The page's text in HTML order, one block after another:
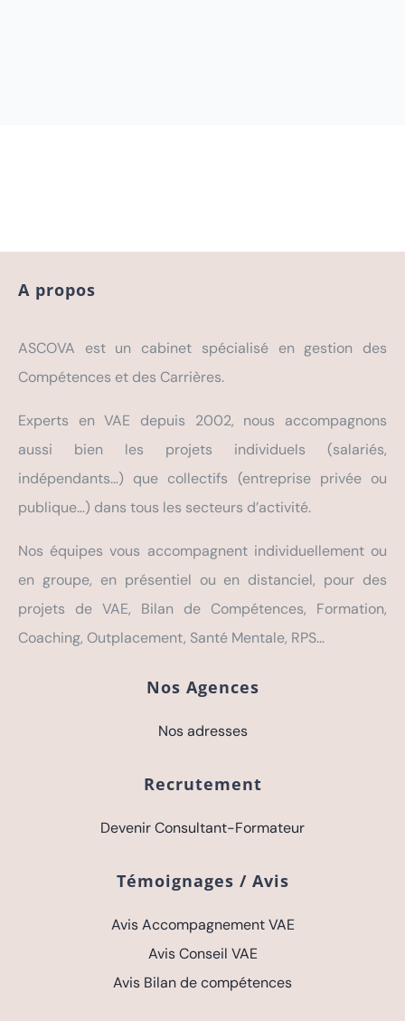
A propos
ASCOVA est un cabinet spécialisé en gestion des
Compétences et des Carrières.
Experts en VAE depuis 2002, nous accompagnons
aussi bien les projets individuels (salariés,
indépendants…) que collectifs (entreprise privée ou
publique…) dans tous les secteurs d’activité.
Nos équipes vous accompagnent individuellement ou
en groupe, en présentiel ou en distanciel, pour des
projets de VAE, Bilan de Compétences, Formation,
Coaching, Outplacement, Santé Mentale, RPS…
Nos Agences
Nos adresses
Recrutement
Devenir Consultant-Formateur
Témoignages / Avis
Avis Accompagnement VAE
Avis Conseil VAE
Avis Bilan de compétences